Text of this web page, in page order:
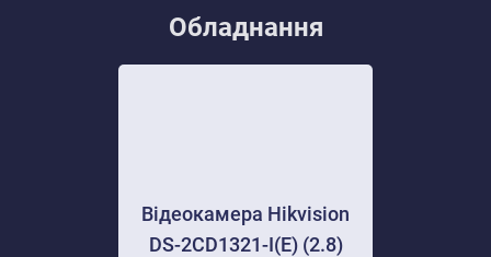
Обладнання
Відеокамера Hikvision
DS-2CD1321-I(E) (2.8)